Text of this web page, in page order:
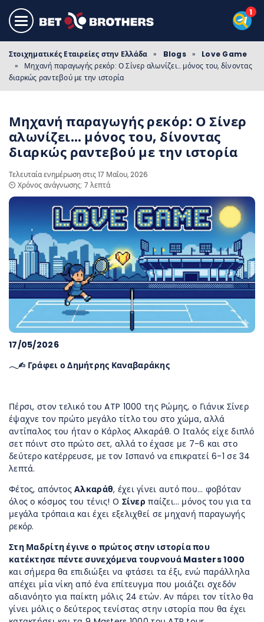
Στοιχηματικές Εταιρείες στην Ελλάδα » Blogs »
Love Game
»
Μηχανή παραγωγής ρεκόρ: Ο Σίνερ αλωνίζει… μόνος του, δίνοντας
διαρκώς ραντεβού με την ιστορία
Μηχανή παραγωγής ρεκόρ: Ο Σίνερ
αλωνίζει… μόνος του, δίνοντας
διαρκώς ραντεβού με την ιστορία
Τελευταία ενημέρωση στις 17 Μαΐου, 2026
⏲️ Χρόνος ανάγνωσης: 7 λεπτά
17/05/2026
𓂃✍︎ Γράφει ο Δημήτρης Καναβαράκης
Πέρσι, στον τελικό του ATP 1000 της Ρώμης, ο Γιάνικ Σίνερ
έψαχνε τον πρώτο μεγάλο τίτλο του στο χώμα, αλλά
αντίπαλος του ήταν ο Κάρλος Αλκαράθ. Ο Ιταλός είχε διπλό
σετ πόιντ στο πρώτο σετ, αλλά το έχασε με 7-6 και στο
δεύτερο κατέρρευσε, με τον Ισπανό να επικρατεί 6-1 σε 34
λεπτά.
Φέτος, απόντοςΑλκαράθ, έχει γίνει αυτό που… φοβόταν
όλος ο κόσμος του τένις! Ο Σίνερ παίζει… μόνος του για τα
μεγάλα τρόπαια και έχει εξελιχθεί σε μηχανή παραγωγής
ρεκόρ.
Στη Μαδρίτη έγινε ο πρώτος στην ιστορία που
κατέκτησε πέντε συνεχόμενα τουρνουά Masters 1000
και σήμερα θα επιδιώξει να φτάσει τα έξι, ενώ παράλληλα
απέχει μία νίκη από ένα επίτευγμα που μοιάζει σχεδόν
αδιανόητο για παίκτη μόλις 24 ετών. Αν πάρει τον τίτλο θα
γίνει μόλις ο δεύτερος τενίστας στην ιστορία που θα έχει